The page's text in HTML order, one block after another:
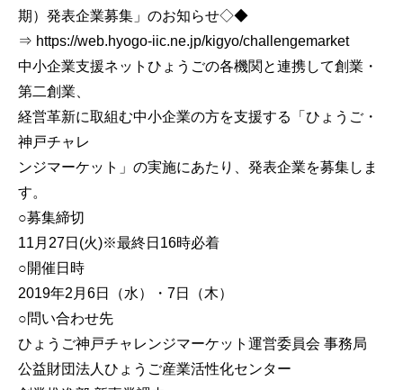
期）発表企業募集」のお知らせ◇◆
⇒ https://web.hyogo-iic.ne.jp/kigyo/challengemarket
中小企業支援ネットひょうごの各機関と連携して創業・
第二創業、
経営革新に取組む中小企業の方を支援する「ひょうご・
神戸チャレ
ンジマーケット」の実施にあたり、発表企業を募集しま
す。
○募集締切
11月27日(火)※最終日16時必着
○開催日時
2019年2月6日（水）・7日（木）
○問い合わせ先
ひょうご神戸チャレンジマーケット運営委員会 事務局
公益財団法人ひょうご産業活性化センター